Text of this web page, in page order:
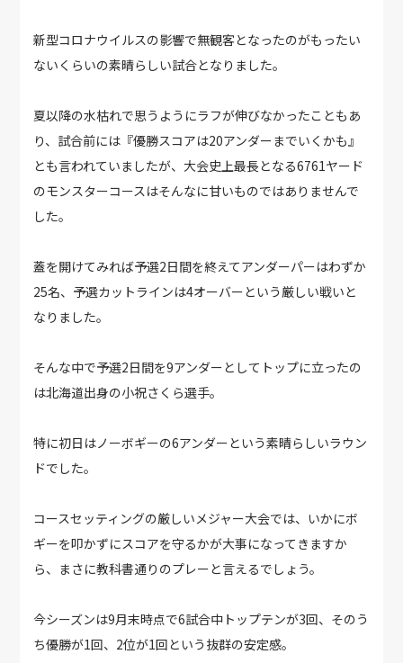
新型コロナウイルスの影響で無観客となったのがもったい
ないくらいの素晴らしい試合となりました。
夏以降の水枯れで思うようにラフが伸びなかったこともあ
り、試合前には『優勝スコアは20アンダーまでいくかも』
とも言われていましたが、大会史上最長となる6761ヤード
のモンスターコースはそんなに甘いものではありませんで
した。
蓋を開けてみれば予選2日間を終えてアンダーパーはわずか
25名、予選カットラインは4オーバーという厳しい戦いと
なりました。
そんな中で予選2日間を9アンダーとしてトップに立ったの
は北海道出身の小祝さくら選手。
特に初日はノーボギーの6アンダーという素晴らしいラウン
ドでした。
コースセッティングの厳しいメジャー大会では、いかにボ
ギーを叩かずにスコアを守るかが大事になってきますか
ら、まさに教科書通りのプレーと言えるでしょう。
今シーズンは9月末時点で6試合中トップテンが3回、そのう
ち優勝が1回、2位が1回という抜群の安定感。